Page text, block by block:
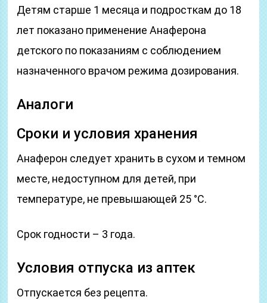
Детям старше 1 месяца и подросткам до 18
лет показано применение Анаферона
детского по показаниям с соблюдением
назначенного врачом режима дозирования.
Аналоги
Сроки и условия хранения
Анаферон следует хранить в сухом и темном
месте, недоступном для детей, при
температуре, не превышающей 25 °C.
Срок годности – 3 года.
Условия отпуска из аптек
Отпускается без рецепта.